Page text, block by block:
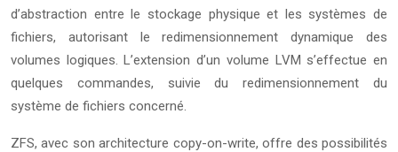
d’abstraction entre le stockage physique et les systèmes de
fichiers, autorisant le redimensionnement dynamique des
volumes logiques. L’extension d’un volume LVM s’effectue en
quelques commandes, suivie du redimensionnement du
système de fichiers concerné.
ZFS, avec son architecture copy-on-write, offre des possibilités